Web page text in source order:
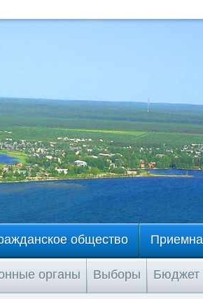
общество
органы Выборы Бюджет